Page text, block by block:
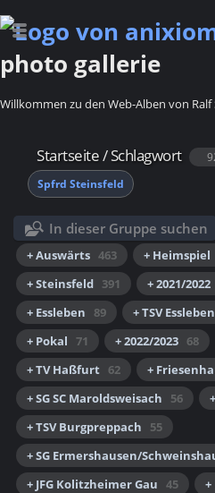
photo gallerie
Willkommen zu den Web-Alben von Ralf
Startseite/Schlagwort
Spfrd Steinsfeld
In dieser Gruppe suchen
+ Auswärts 463 + Heimspiel
+ Steinsfeld 391 + 2021/2022
+ Essleben
89 + TSV Essleben
+ Pokal 71 + 2022/2023 68
+ TV Haßfurt 62 +
+ SG SC Maroldsweisach
56
+ TSV Burgpreppach
55
+ SG Ermershausen/
+ JFG Kolitzheimer Gau 45